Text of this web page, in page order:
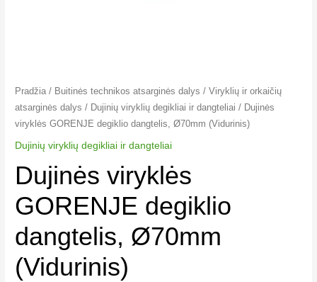
Pradžia / Buitinės technikos atsarginės dalys /Viryklių ir orkaičių
atsarginės dalys / Dujinių viryklių degikliai ir dangteliai​ / Dujinės
viryklės GORENJE degiklio dangtelis, Ø70mm (Vidurinis)
Dujinių viryklių degikliai ir dangteliai​
Dujinės viryklės
GORENJE degiklio
dangtelis, Ø70mm
(Vidurinis)